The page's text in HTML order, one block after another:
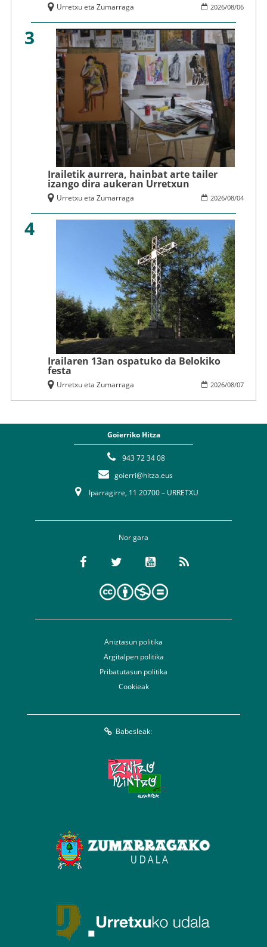
2026/08/06
Urretxu eta Zumarraga
3
Irailetik aurrera, hainbat arte tailer
izango dira aukeran Urretxun
2026/08/04
Urretxu eta Zumarraga
4
Irailaren 13an ospatuko da Belokiko
festa
2026/08/07
Urretxu eta Zumarraga
Goierriko Hitza
943 72 34 08
goierri@hitza.eus
Iparragirre, 11 20700 – URRETXU
Nor gara
Aniztasun politika
Argitalpen politika
Pribatutasun politika
Cookieak
Babesleak: